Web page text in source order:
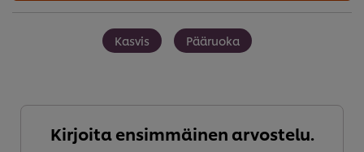
Kasvis Pääruoka
Kirjoita ensimmäinen arvostelu.